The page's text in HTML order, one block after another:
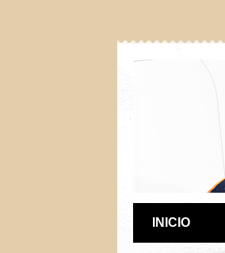
INICIO